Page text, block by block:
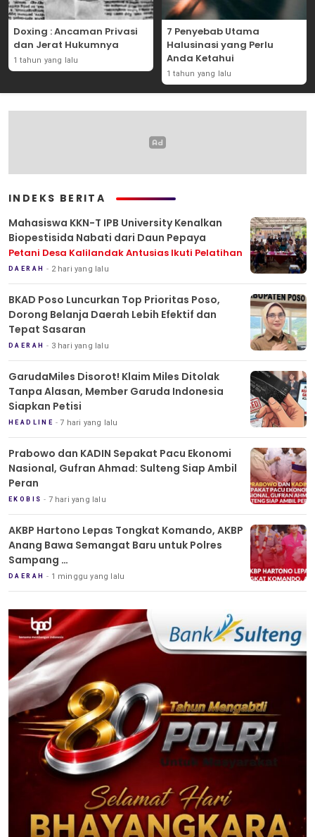
Doxing : Ancaman Privasi
dan Jerat Hukumnya
1 tahun yang lalu
7 Penyebab Utama
Halusinasi yang Perlu
Anda Ketahui
1 tahun yang lalu
INDEKS BERITA
Mahasiswa KKN-T IPB University Kenalkan
Biopestisida Nabati dari Daun Pepaya
Petani Desa Kalilandak Antusias Ikuti Pelatihan
DAERAH 2 hari yang lalu
BKAD Poso Luncurkan Top Prioritas Poso,
Dorong Belanja Daerah Lebih Efektif dan
Tepat Sasaran
DAERAH 3 hari yang lalu
GarudaMiles Disorot! Klaim Miles Ditolak
Tanpa Alasan, Member Garuda Indonesia
Siapkan Petisi
HEADLINE 7 hari yang lalu
Prabowo dan KADIN Sepakat Pacu Ekonomi
Nasional, Gufran Ahmad: Sulteng Siap Ambil
Peran
EKOBIS 7 hari yang lalu
AKBP Hartono Lepas Tongkat Komando, AKBP
Anang Bawa Semangat Baru untuk Polres
Sampang
Tradisi Pedang Pora Iringi Sertijab Kapolres
Sampang
DAERAH 1 minggu yang lalu